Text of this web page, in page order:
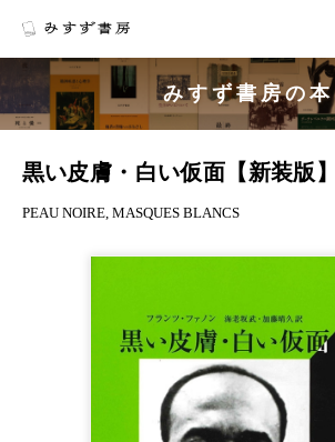
みすず書房の本
黒い皮膚・白い仮面【新装版】
PEAU NOIRE, MASQUES BLANCS